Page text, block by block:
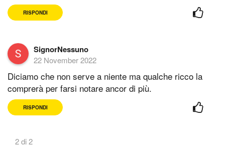
RISPONDI
SignorNessuno
22 November 2022
Diciamo che non serve a niente ma qualche ricco la
comprerà per farsi notare ancor di più.
RISPONDI
2 di 2